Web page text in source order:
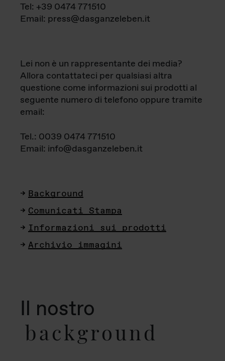
Tel: +39 0474 771510
Email: press@dasganzeleben.it
Lei non è un rappresentante dei media?
Allora contattateci per qualsiasi altra
questione come informazioni sui prodotti al
seguente numero di telefono oppure tramite
email:
Tel.: 0039 0474 771510
Email: info@dasganzeleben.it
Background
Comunicati Stampa
Informazioni sui prodotti
Archivio immagini
Il nostro
background